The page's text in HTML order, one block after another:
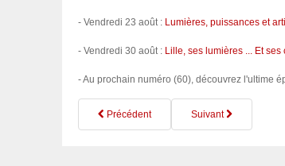
- Vendredi 23 août : Lumières, puissances et
- Vendredi 30 août : Lille, ses lumières ... Et
- Au prochain numéro (60), découvrez l'ultime
Précédent Suivant